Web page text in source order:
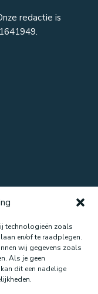
technologieën zoals
en/of te raadplegen.
wij gegevens zoals
Als je geen
dit een nadelige
redactie is